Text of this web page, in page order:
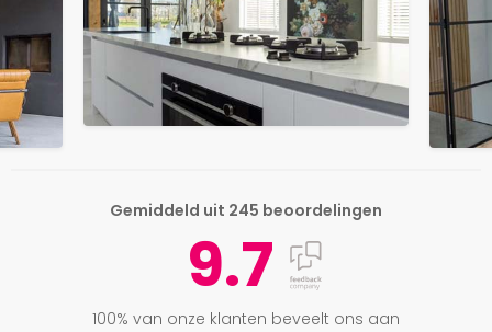
Gemiddeld uit 245 beoordelingen
9.7
100% van onze klanten beveelt ons aan